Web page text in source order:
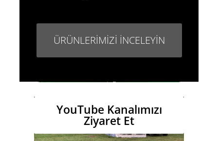
ÜRÜNLERİMİZİ İNCELEYİN
YouTube Kanalımızı
Ziyaret Et